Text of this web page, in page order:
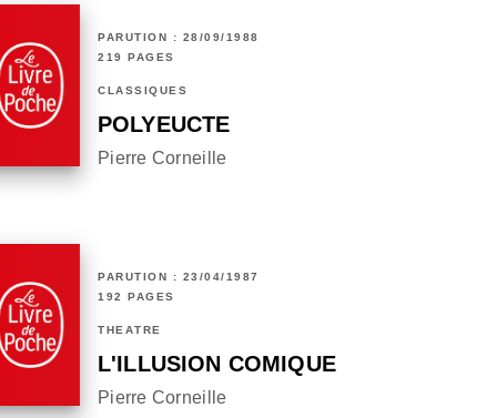
PARUTION : 28/09/1988
219 PAGES
CLASSIQUES
POLYEUCTE
Pierre Corneille
PARUTION : 23/04/1987
192 PAGES
THÉÂTRE
L'ILLUSION COMIQUE
Pierre Corneille